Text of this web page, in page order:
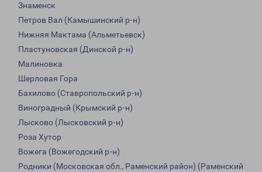
Знаменск
Петров Вал (Камышинский р-н)
Нижняя Мактама (Альметьевск)
Пластуновская (Динской р-н)
Малиновка
Шерловая Гора
Бахилово (Ставропольский р-н)
Виноградный (Крымский р-н)
Лысково (Лысковский р-н)
Роза Хутор
Вожега (Вожегодский р-н)
Родники (Московская обл., Раменский район) (Раменский